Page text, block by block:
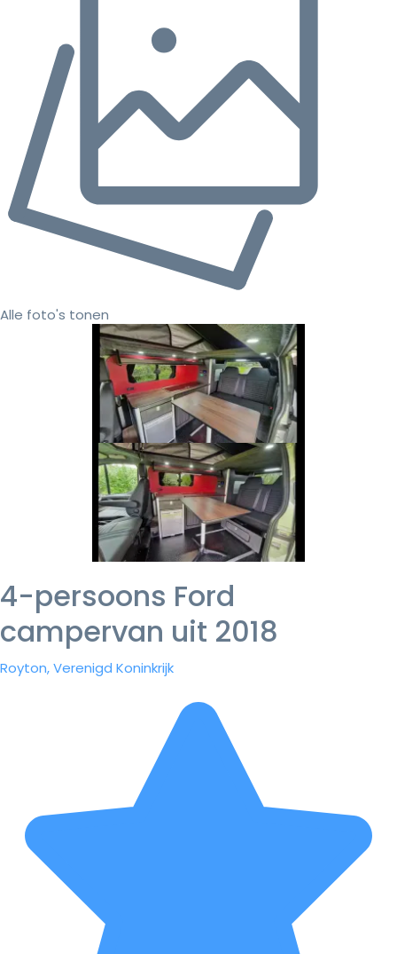
Alle foto's tonen
4-persoons Ford
campervan uit 2018
Royton, Verenigd Koninkrijk